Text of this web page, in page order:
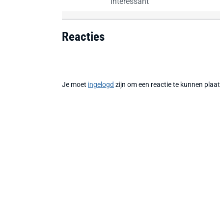
Reacties
Je moet ingelogd zijn om een reactie te kunnen